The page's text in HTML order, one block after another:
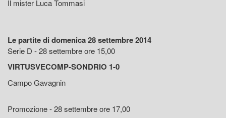
Il mister Luca Tommasi
Le partite di domenica 28 settembre 2014
Serie D - 28 settembre ore 15,00
VIRTUSVECOMP-SONDRIO 1-0
Campo Gavagnin
Promozione - 28 settembre ore 17,00